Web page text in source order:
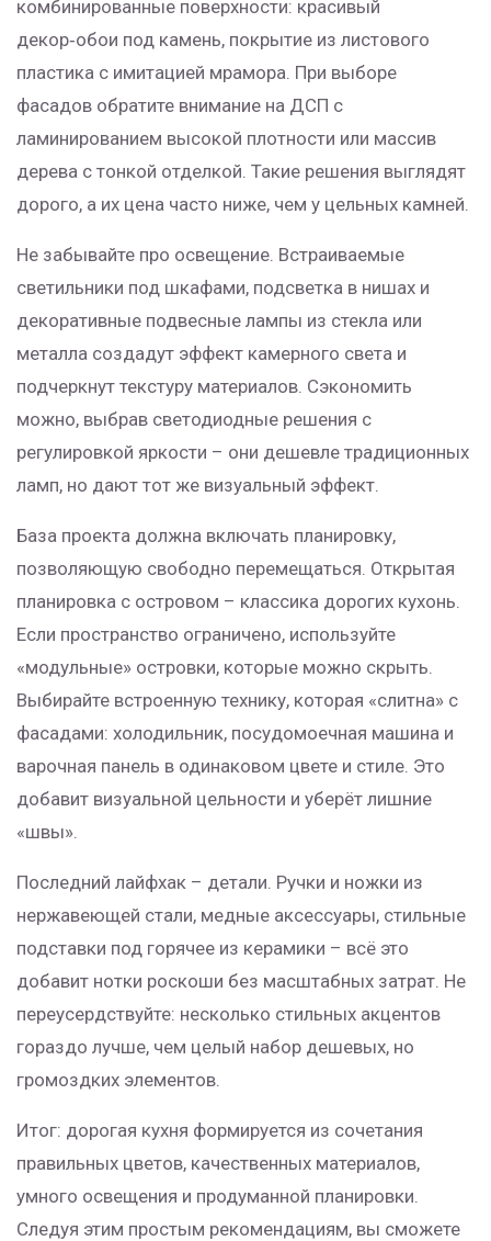
комбинированные поверхности: красивый
декор‑обои под камень, покрытие из листового
пластика с имитацией мрамора. При выборе
фасадов обратите внимание на ДСП с
ламинированием высокой плотности или массив
дерева с тонкой отделкой. Такие решения выглядят
дорого, а их цена часто ниже, чем у цельных камней.
Не забывайте про освещение. Встраиваемые
светильники под шкафами, подсветка в нишах и
декоративные подвесные лампы из стекла или
металла создадут эффект камерного света и
подчеркнут текстуру материалов. Сэкономить
можно, выбрав светодиодные решения с
регулировкой яркости – они дешевле традиционных
ламп, но дают тот же визуальный эффект.
База проекта должна включать планировку,
позволяющую свободно перемещаться. Открытая
планировка с островом – классика дорогих кухонь.
Если пространство ограничено, используйте
«модульные» островки, которые можно скрыть.
Выбирайте встроенную технику, которая «слитна» с
фасадами: холодильник, посудомоечная машина и
варочная панель в одинаковом цвете и стиле. Это
добавит визуальной цельности и уберёт лишние
«швы».
Последний лайфхак – детали. Ручки и ножки из
нержавеющей стали, медные аксессуары, стильные
подставки под горячее из керамики – всё это
добавит нотки роскоши без масштабных затрат. Не
переусердствуйте: несколько стильных акцентов
гораздо лучше, чем целый набор дешевых, но
громоздких элементов.
Итог: дорогая кухня формируется из сочетания
правильных цветов, качественных материалов,
умного освещения и продуманной планировки.
Следуя этим простым рекомендациям, вы сможете